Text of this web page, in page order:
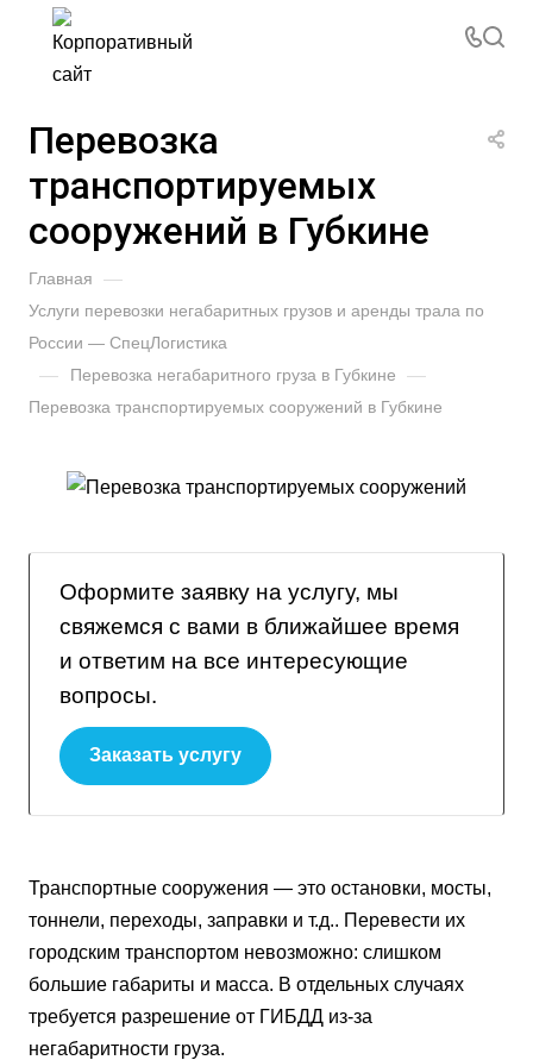
Перевозка
транспортируемых
сооружений в Губкине
Главная —
Услуги перевозки негабаритных грузов и аренды трала по
России — СпецЛогистика
— Перевозка негабаритного груза в Губкине —
Перевозка транспортируемых сооружений в Губкине
Оформите заявку на услугу, мы
свяжемся с вами в ближайшее время
и ответим на все интересующие
вопросы.
Заказать услугу
Транспортные сооружения — это остановки, мосты,
тоннели, переходы, заправки и т.д.. Перевести их
городским транспортом невозможно: слишком
большие габариты и масса. В отдельных случаях
требуется разрешение от ГИБДД из-за
негабаритности груза.